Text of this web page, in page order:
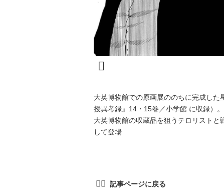
大英博物館での原画展ののちに完成し
授異考録』14・15巻／小学館 に収録）
大英博物館の収蔵品を狙うテロリストと
して登場